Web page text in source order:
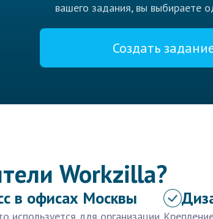
вашего задания, вы выбираете
Создать
Workzilla?
в офисах Москвы